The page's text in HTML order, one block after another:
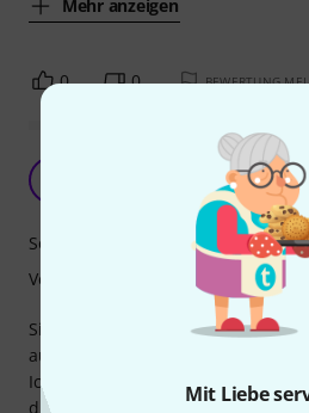
Mit Liebe
Mehr anzeigen
0 0 BEWERTUNG
Anonym
Sicherlich ist Saiten zu bewerten
auch sicher mit dem persönlichen
Ich habe aufgrund der
diese gekauft, aber finde den
Sound
Verarbeitung